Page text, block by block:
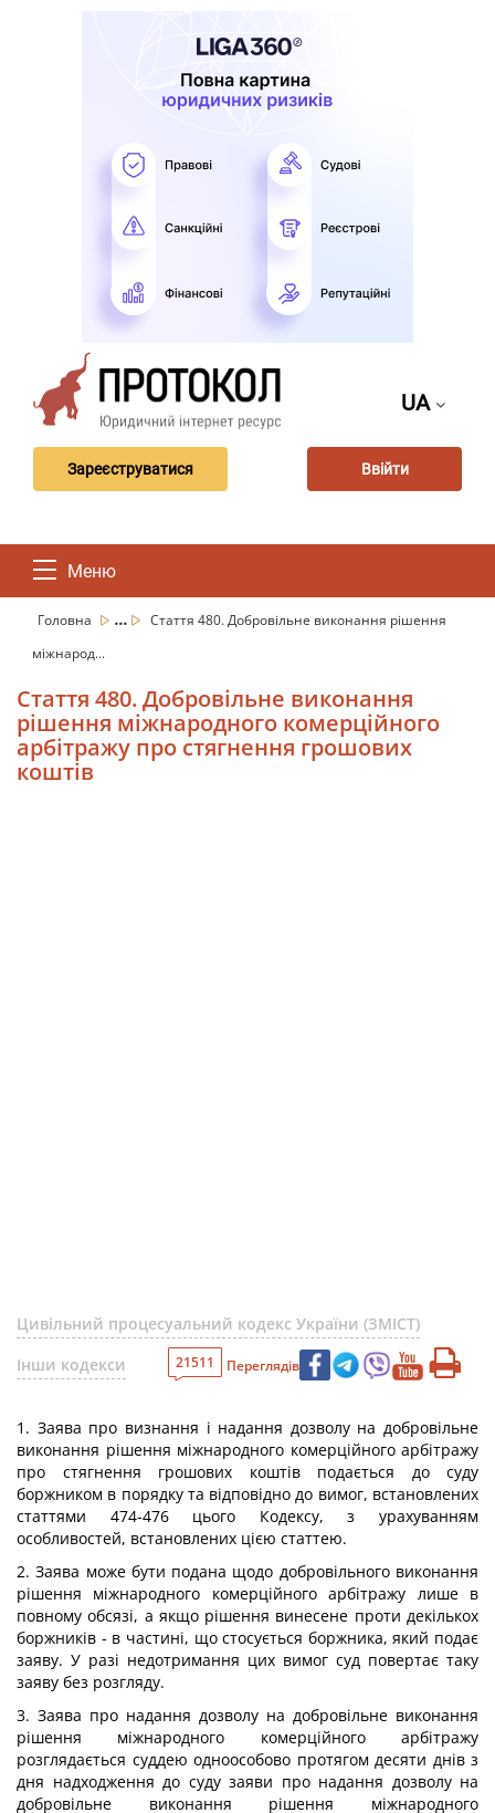
UA
Зареєструватися Ввійти
Меню
Головна ...
Стаття 480. Добровільне виконання рішення
міжнарод...
Стаття 480. Добровільне виконання
рішення міжнародного комерційного
арбітражу про стягнення грошових
коштів
Цивільний процесуальний кодекс України (ЗМІСТ)
Інши кодекси
21511 Переглядів
1. Заява про визнання і надання дозволу на добровільне
виконання рішення міжнародного комерційного арбітражу
про стягнення грошових коштів подається до суду
боржником в порядку та відповідно до вимог, встановлених
статтями 474-476 цього Кодексу, з урахуванням
особливостей, встановлених цією статтею.
2. Заява може бути подана щодо добровільного виконання
рішення міжнародного комерційного арбітражу лише в
повному обсязі, а якщо рішення винесене проти декількох
боржників - в частині, що стосується боржника, який подає
заяву. У разі недотримання цих вимог суд повертає таку
заяву без розгляду.
3. Заява про надання дозволу на добровільне виконання
рішення міжнародного комерційного арбітражу
розглядається суддею одноособово протягом десяти днів з
дня надходження до суду заяви про надання дозволу на
добровільне виконання рішення міжнародного